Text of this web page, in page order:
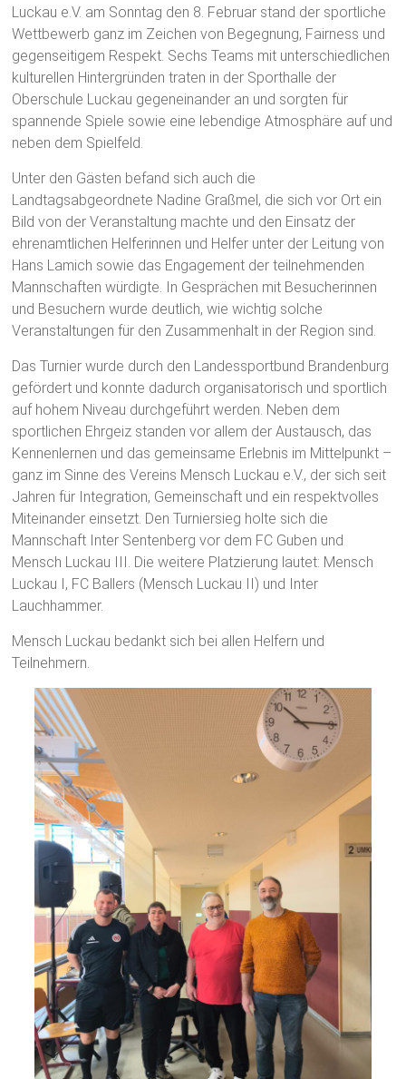
Luckau e.V. am Sonntag den 8. Februar stand der sportliche
Wettbewerb ganz im Zeichen von Begegnung, Fairness und
gegenseitigem Respekt. Sechs Teams mit unterschiedlichen
kulturellen Hintergründen traten in der Sporthalle der
Oberschule Luckau gegeneinander an und sorgten für
spannende Spiele sowie eine lebendige Atmosphäre auf und
neben dem Spielfeld.
Unter den Gästen befand sich auch die
Landtagsabgeordnete Nadine Graßmel, die sich vor Ort ein
Bild von der Veranstaltung machte und den Einsatz der
ehrenamtlichen Helferinnen und Helfer unter der Leitung von
Hans Lamich sowie das Engagement der teilnehmenden
Mannschaften würdigte. In Gesprächen mit Besucherinnen
und Besuchern wurde deutlich, wie wichtig solche
Veranstaltungen für den Zusammenhalt in der Region sind.
Das Turnier wurde durch den Landessportbund Brandenburg
gefördert und konnte dadurch organisatorisch und sportlich
auf hohem Niveau durchgeführt werden. Neben dem
sportlichen Ehrgeiz standen vor allem der Austausch, das
Kennenlernen und das gemeinsame Erlebnis im Mittelpunkt –
ganz im Sinne des Vereins Mensch Luckau e.V., der sich seit
Jahren für Integration, Gemeinschaft und ein respektvolles
Miteinander einsetzt. Den Turniersieg holte sich die
Mannschaft Inter Sentenberg vor dem FC Guben und
Mensch Luckau III. Die weitere Platzierung lautet: Mensch
Luckau I, FC Ballers (Mensch Luckau II) und Inter
Lauchhammer.
Mensch Luckau bedankt sich bei allen Helfern und
Teilnehmern.